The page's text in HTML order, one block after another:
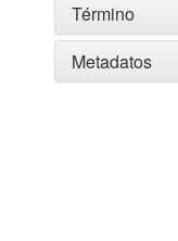
Término
Metadatos